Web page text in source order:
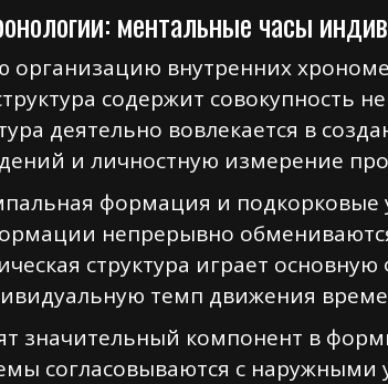
ментальные часы
внутренних
содержит
деятельно вовлекается в
и личностную измерение
формация и подкорковые
непрерывно
структура играет
темп движения
значительный компонент в
согласовываются с